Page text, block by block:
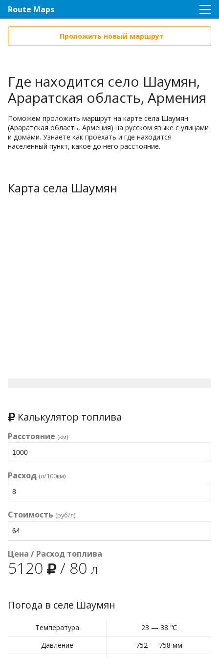
Route Maps
Проложить новый маршрут
Где находится село Шаумян,
Араратская область, Армения
Поможем проложить маршрут на карте села Шаумян
(Араратская область, Армения) на русском языке с улицами
и домами. Узнаете как проехать и где находится
населенный пункт, какое до него расстояние.
Карта села Шаумян
Калькулятор топлива
Расстояние (км)
Расход (л/100км)
Стоимость (руб/л)
Цена / Расход топлива
5120 / 80 л
Погода в селе Шаумян
Температура
23 — 38 ℃
Давление
752 — 758 мм